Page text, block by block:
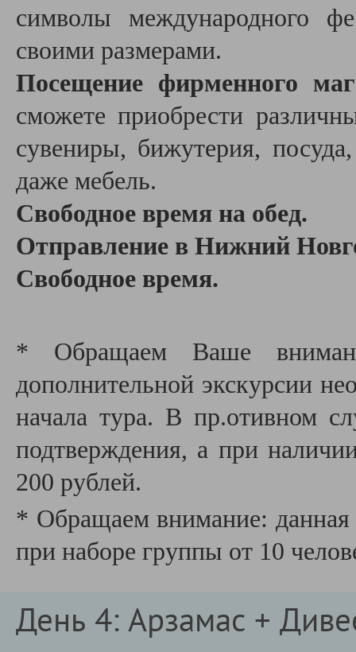
символы международного
своими размерами.
Посещение фирменного
сможете приобрести
сувениры, бижутерия,
даже мебель.
Свободное время на обед.
Отправление в Нижний
Свободное время.
* Обращаем Ваше
дополнительной экскурсии
начала тура. В пр.отивном
подтверждения, а при
200 рублей.
* Обращаем внимание: данная
при наборе группы от 10
День 4: Арзамас +